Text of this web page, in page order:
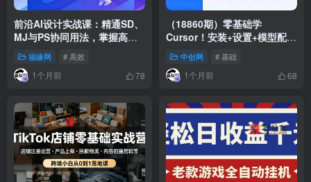
前沿AI设计实战课：精通SD、
MJ与PS协同用法，掌握高效
AI辅助设计方法
福缘网 # 高效
1个月前 78
（18860期）零基础学
Cursor！安装+设置+模型配置
+对话，手把手带你完成工具
初始化
中创网 # 基础
1个月前 68